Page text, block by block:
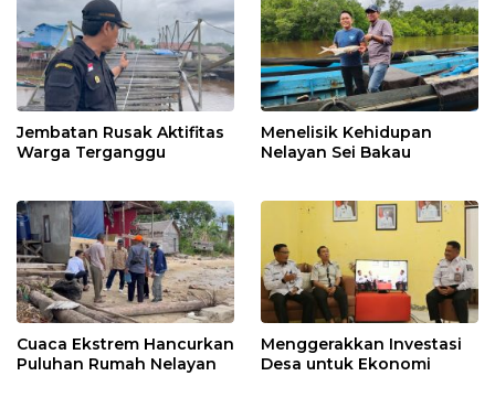
Jembatan Rusak Aktifitas
Warga Terganggu
Menelisik Kehidupan
Nelayan Sei Bakau
Cuaca Ekstrem Hancurkan
Puluhan Rumah Nelayan
Menggerakkan Investasi
Desa untuk Ekonomi